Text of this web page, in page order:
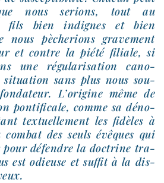
nous serions, tout au
fils bien indignes et bien
nous pèche­rions gra­ve­ment
et contre la pié­té filiale, si
une régu­la­ri­sa­tion cano­
situa­tion sans plus nous sou­
L’origine même de
pon­ti­fi­cale, comme sa déno­
tex­tuel­le­ment les fidèles à
des seuls évêques qui
pour défendre la doc­trine tra­
est odieuse et suf­fit à la dis­